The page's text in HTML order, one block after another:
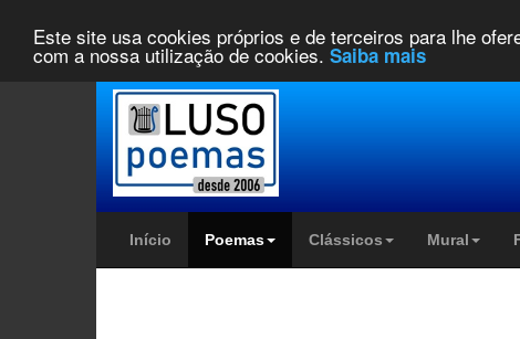
Este site usa cookies próprios e de terceiros para lhe
com a nossa utilização de cookies. Saiba mais
Início Poemas Clássicos Mural